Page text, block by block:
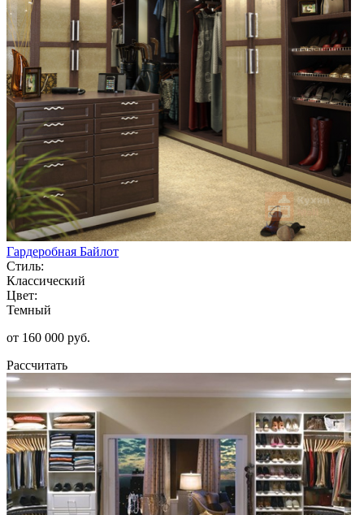
Гардеробная Байлот
Стиль:
Классический
Цвет:
Темный
от 160 000 руб.
Рассчитать